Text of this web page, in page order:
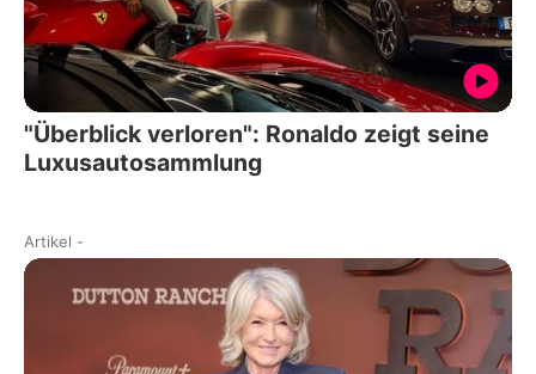
"Überblick verloren": Ronaldo zeigt seine
Luxusautosammlung
Artikel -